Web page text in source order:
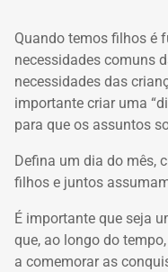
Quando temos filhos é
necessidades comuns
necessidades das
importante criar uma
para que os assuntos
Defina um dia do mês,
filhos e juntos
É importante que seja
que, ao longo do
a comemorar as